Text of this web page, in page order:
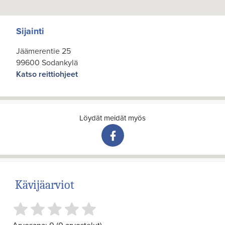
Sijainti
Jäämerentie 25
99600 Sodankylä
Katso reittiohjeet
Löydät meidät myös
Kävijäarviot